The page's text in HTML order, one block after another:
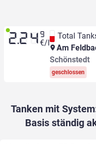
2.24 9
€/l
Total
Am
Schönstedt
geschlossen
Tanken mit
Basis ständig